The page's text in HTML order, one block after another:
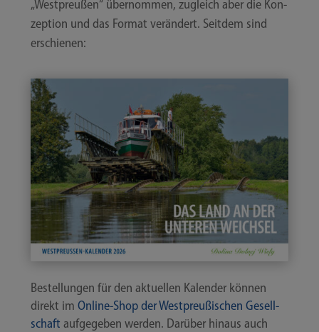
„West­preu­ßen“ über­nom­men, zugleich aber die Kon­
zep­ti­on und das For­mat ver­än­dert. Seit­dem sind
erschienen:
Bestel­lun­gen für den aktu­el­len Kalen­der kön­nen
direkt im Online-​Shop der West­preu­ßi­schen Gesell­
schaft auf­ge­ge­ben wer­den. Dar­über hin­aus auch